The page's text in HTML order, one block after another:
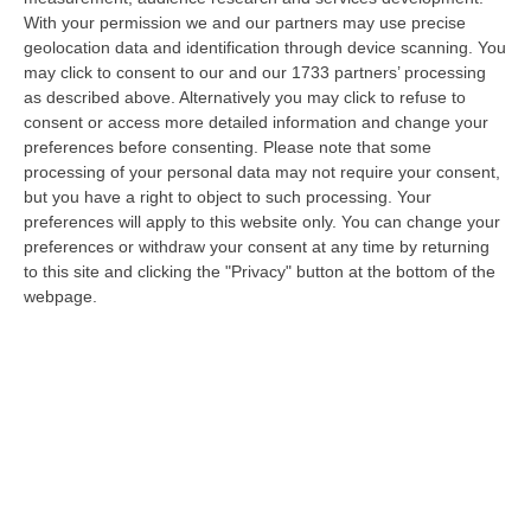
With your permission we and our partners may use precise
geolocation data and identification through device scanning. You
may click to consent to our and our 1733 partners’ processing
as described above. Alternatively you may click to refuse to
consent or access more detailed information and change your
preferences before consenting.
Please note that some
processing of your personal data may not require your consent,
but you have a right to object to such processing. Your
preferences will apply to this website only. You can change your
preferences or withdraw your consent at any time by returning
to this site and clicking the "Privacy" button at the bottom of the
webpage.
In Fiaba – FOTO E VIDEO
“È il luogo che più di ogni altro ha saputo costruire il racconto
scenografico di una storia sacra, quella della natività. A Panettieri il P…
08 Agosto, 16:22
Franz Caruso: «Casa, Giovani E Lavoro Sono Le Sfide Del
Riformismo Di Oggi»
“COSENZA «Cosenza saprà rispondere positivamente alla raccolta firme
promossa da Avanti PSI, perché gli obiettivi che la animano mettono al…
08 Agosto, 16:00